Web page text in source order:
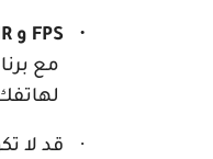
·
FPS و
مع
·
قد لا